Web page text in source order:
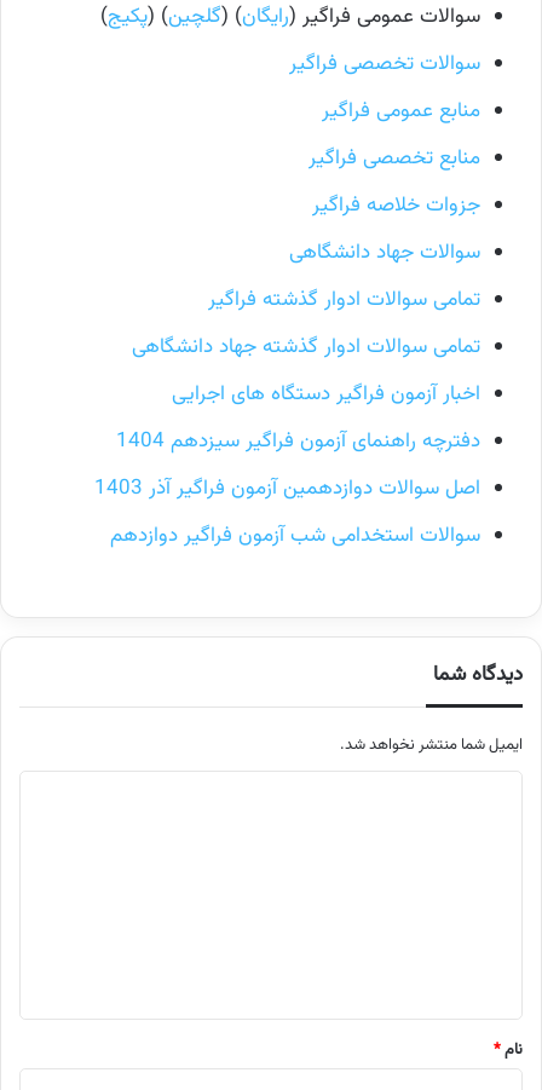
سوالات عمومی فراگیر (رایگان) (گلچین) (پکیج)
سوالات تخصصی فراگیر
منابع عمومی فراگیر
منابع تخصصی فراگیر
جزوات خلاصه فراگیر
سوالات جهاد دانشگاهی
تمامی سوالات ادوار گذشته فراگیر
تمامی سوالات ادوار گذشته جهاد دانشگاهی
اخبار آزمون فراگیر دستگاه های اجرایی
دفترچه راهنمای آزمون فراگیر سیزدهم 1404
اصل سوالات دوازدهمین آزمون فراگیر آذر 1403
سوالات استخدامی شب آزمون فراگیر دوازدهم
دیدگاه شما
ایمیل شما منتشر نخواهد شد.
ا
ه
نام*